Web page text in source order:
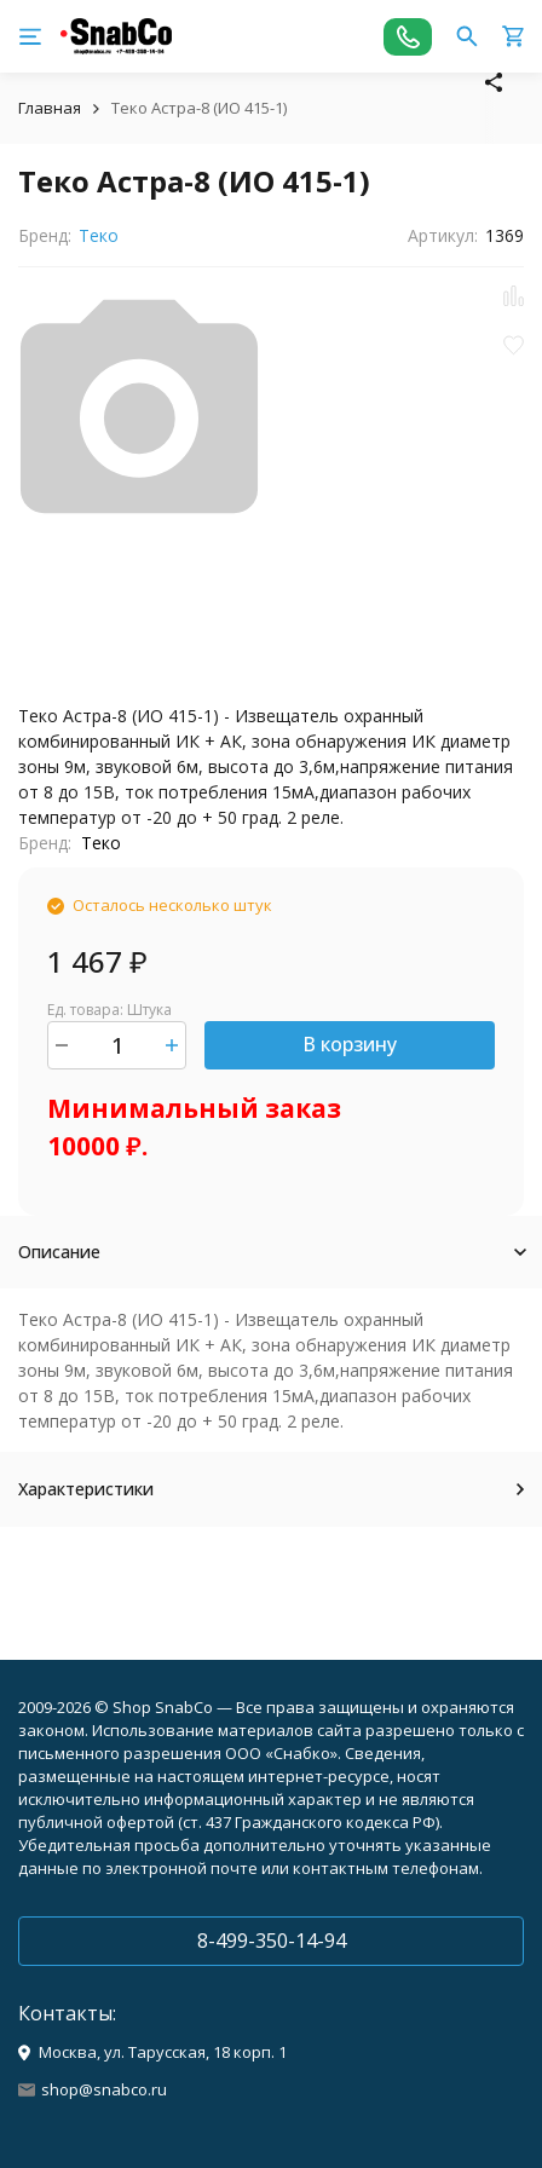
Главная Теко Астра-8 (ИО 415-1)
Теко Астра-8 (ИО 415-1)
Бренд: Теко Артикул: 1369
Теко Астра-8 (ИО 415-1) - Извещатель охранный
комбинированный ИК + АК, зона обнаружения ИК диаметр
зоны 9м, звуковой 6м, высота до 3,6м,напряжение питания
от 8 до 15В, ток потребления 15мА,диапазон рабочих
температур от -20 до + 50 град. 2 реле.
Бренд
Теко
Осталось несколько штук
1 467 ₽
Ед. товара: Штука
В корзину
Минимальный заказ
10000 ₽.
Описание
Теко Астра-8 (ИО 415-1) - Извещатель охранный
комбинированный ИК + АК, зона обнаружения ИК диаметр
зоны 9м, звуковой 6м, высота до 3,6м,напряжение питания
от 8 до 15В, ток потребления 15мА,диапазон рабочих
температур от -20 до + 50 град. 2 реле.
Характеристики
2009-2026 © Shop SnabCo — Все права защищены и охраняются
законом. Использование материалов сайта разрешено только с
письменного разрешения ООО «Снабко». Сведения,
размещенные на настоящем интернет-ресурсе, носят
исключительно информационный характер и не являются
публичной офертой (ст. 437 Гражданского кодекса РФ).
Убедительная просьба дополнительно уточнять указанные
данные по электронной почте или контактным телефонам.
8-499-350-14-94
Контакты:
Москва, ул. Тарусская, 18 корп. 1
shop@snabco.ru